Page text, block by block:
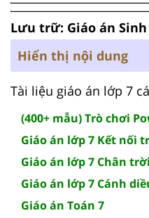
Lưu trữ: Giáo án Sinh
Hiển thị nội dung
Tài liệu giáo án lớp 7
(400+ mẫu) Trò chơi
Giáo án lớp 7 Kết nối
Giáo án lớp 7 Chân
Giáo án lớp 7 Cánh
Giáo án Toán 7